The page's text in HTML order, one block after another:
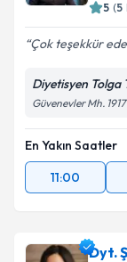
5 (5
Çok teşekkür
Diyetisyen Tolga
Güvenevler Mh. 1917
En Yakın Saatler
11:00
Dyt.